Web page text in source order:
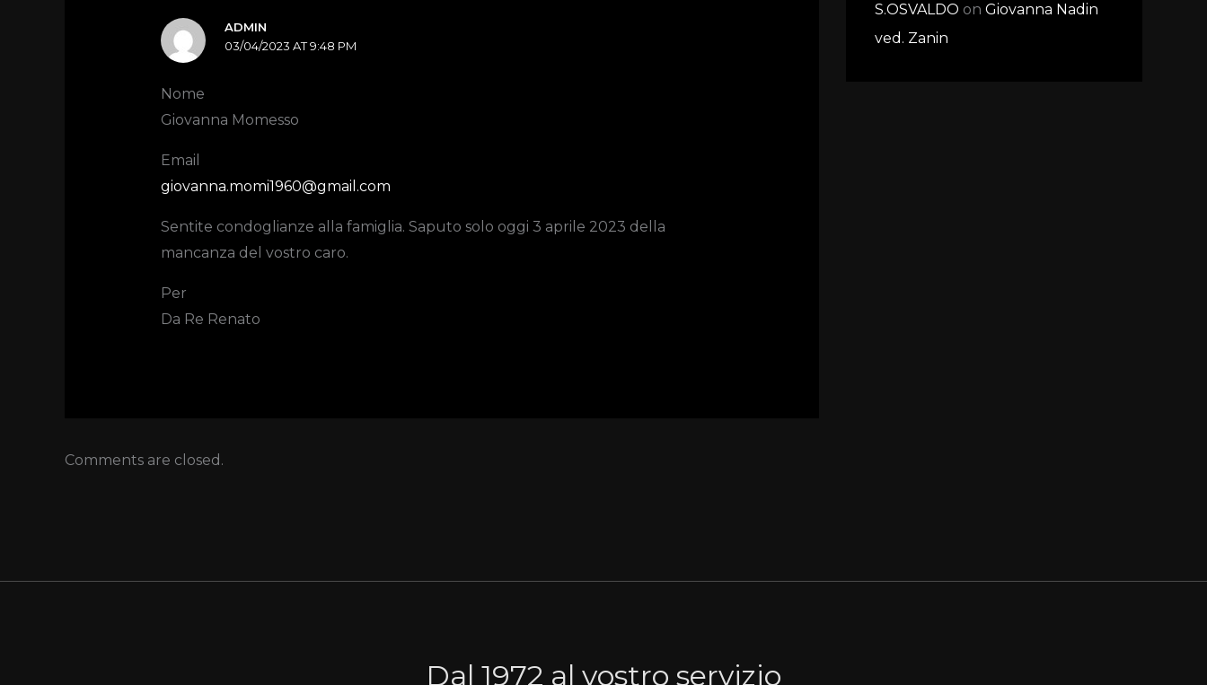
ADMIN
03/04/2023 AT 9:48 PM
Nome
Giovanna Momesso
Email
giovanna.momi1960@gmail.com
Sentite condoglianze alla famiglia. Saputo solo oggi 3 aprile 2023 della
mancanza del vostro caro.
Per
Da Re Renato
Comments are closed.
S.OSVALDO on Giovanna Nadin
ved. Zanin
Dal 1972 al vostro servizio